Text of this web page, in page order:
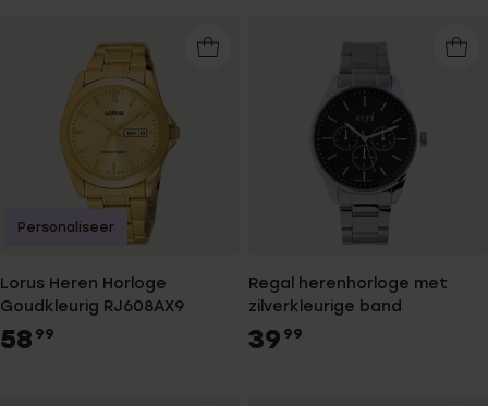
Lorus Heren Horloge
Goudkleurig RJ608AX9
58 99
Personaliseer
Regal herenhorloge met
zilverkleurige band
39 99